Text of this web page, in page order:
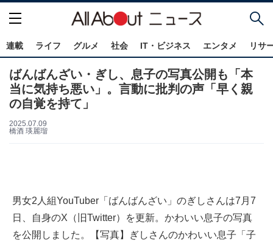
連載 ライフ グルメ 社会 IT・ビジネス エンタメ リサ
ばんばんざい・ぎし、息子の写真公開も「本
当に気持ち悪い」。言動に批判の声「早く親
の自覚を持て」
2025.07.09
橋酒 瑛麗瑠
男女2人組YouTuber「ばんばんざい」のぎしさんは7月7
日、自身のX（旧Twitter）を更新。かわいい息子の写真
を公開しました。【写真】ぎしさんのかわいい息子「子